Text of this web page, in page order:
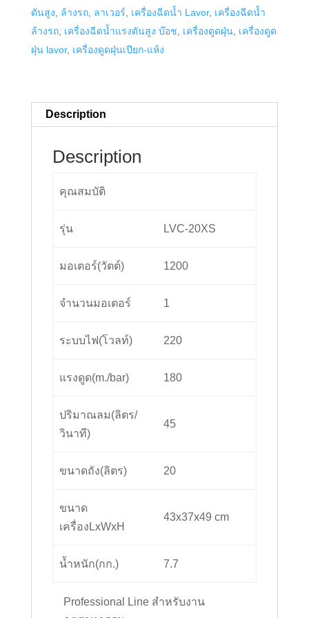
LVC-
20XS
quantity
ดันสูง, ล้างรถ, ลาเวอร์, เครื่องฉีดน้ำ Lavor, เครื่องฉีดน้ำ
ล้างรถ, เครื่องฉีดน้ำแรงดันสูง บ๊อช, เครื่องดูดฝุ่น, เครื่องดูด
ฝุ่น lavor, เครื่องดูดฝุ่นเปียก-แห้ง
Description
Description
คุณสมบัติ
รุ่น LVC-20XS
มอเตอร์(วัตต์) 1200
จำนวนมอเตอร์ 1
ระบบไฟ(โวลท์) 220
แรงดูด(m./bar) 180
ปริมาณลม(ลิตร/
วินาที)
45
ขนาดถัง(ลิตร) 20
ขนาด
เครื่องLxWxH
43x37x49 cm
น้ำหนัก(กก.) 7.7
Professional Line สำหรับงาน